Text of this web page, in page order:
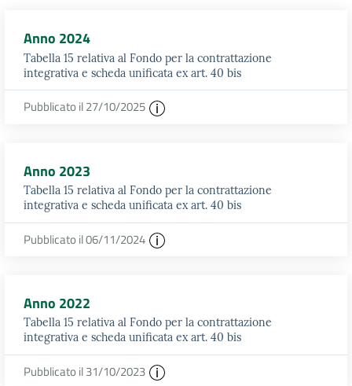
Anno 2024
Tabella 15 relativa al Fondo per la contrattazione
integrativa e scheda unificata ex art. 40 bis
Pubblicato il 27/10/2025
Anno 2023
Tabella 15 relativa al Fondo per la contrattazione
integrativa e scheda unificata ex art. 40 bis
Pubblicato il 06/11/2024
Anno 2022
Tabella 15 relativa al Fondo per la contrattazione
integrativa e scheda unificata ex art. 40 bis
Pubblicato il 31/10/2023